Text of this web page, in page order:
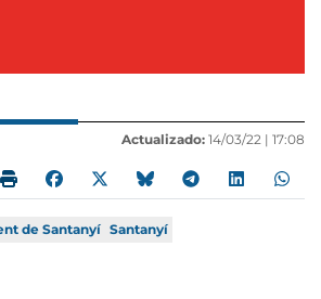
Actualizado: 14/03/22 | 17:08
de Santanyí Santanyí